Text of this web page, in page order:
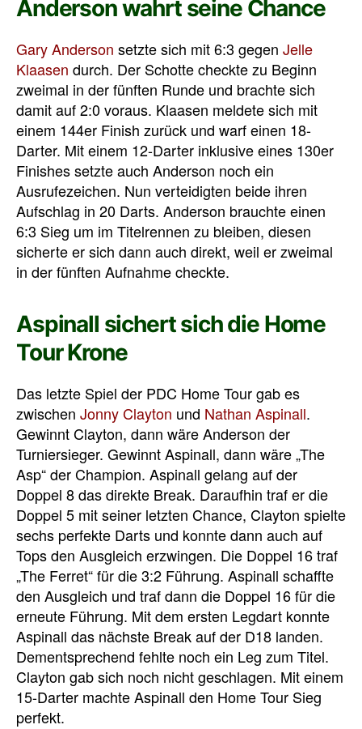
Anderson wahrt seine Chance
Gary Anderson setzte sich mit 6:3 gegen Jelle
Klaasen durch. Der Schotte checkte zu Beginn
zweimal in der fünften Runde und brachte sich
damit auf 2:0 voraus. Klaasen meldete sich mit
einem 144er Finish zurück und warf einen 18-
Darter. Mit einem 12-Darter inklusive eines 130er
Finishes setzte auch Anderson noch ein
Ausrufezeichen. Nun verteidigten beide ihren
Aufschlag in 20 Darts. Anderson brauchte einen
6:3 Sieg um im Titelrennen zu bleiben, diesen
sicherte er sich dann auch direkt, weil er zweimal
in der fünften Aufnahme checkte.
Aspinall sichert sich die Home
Tour Krone
Das letzte Spiel der PDC Home Tour gab es
zwischen Jonny Clayton und Nathan Aspinall.
Gewinnt Clayton, dann wäre Anderson der
Turniersieger. Gewinnt Aspinall, dann wäre „The
Asp“ der Champion. Aspinall gelang auf der
Doppel 8 das direkte Break. Daraufhin traf er die
Doppel 5 mit seiner letzten Chance, Clayton spielte
sechs perfekte Darts und konnte dann auch auf
Tops den Ausgleich erzwingen. Die Doppel 16 traf
„The Ferret“ für die 3:2 Führung. Aspinall schaffte
den Ausgleich und traf dann die Doppel 16 für die
erneute Führung. Mit dem ersten Legdart konnte
Aspinall das nächste Break auf der D18 landen.
Dementsprechend fehlte noch ein Leg zum Titel.
Clayton gab sich noch nicht geschlagen. Mit einem
15-Darter machte Aspinall den Home Tour Sieg
perfekt.